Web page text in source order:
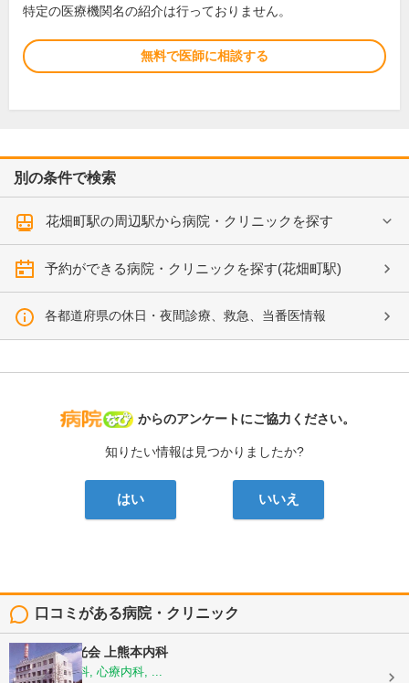
特定の医療機関名の紹介は行っておりません。
無料で医師に相談する
別の条件で検索
花畑町駅の周辺駅から病院・クリニックを探す
予約ができる病院・クリニックを探す(花畑町駅)
各都道府県の休日・夜間診療、救急、当番医情報
病院なび
からのアンケートにご協力ください。
知りたい情報は見つかりましたか?
はい いいえ
口コミがある病院・クリニック
医療法人陽光会 上熊本内科
内科, 神経内科, 心療内科, ...